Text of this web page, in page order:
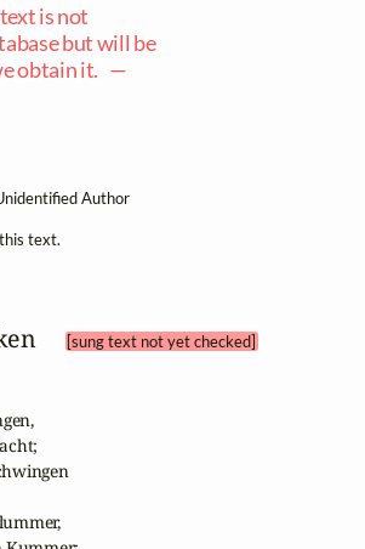
is not
but will be
obtain it. —
Author
text.
[sung text not yet checked]